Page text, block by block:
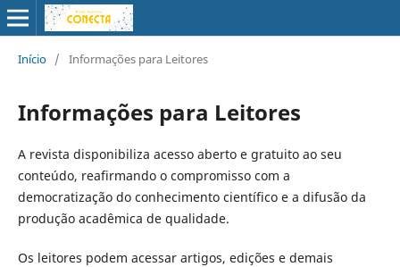
Início / Informações para Leitores
Informações para Leitores
A revista disponibiliza acesso aberto e gratuito ao seu
conteúdo, reafirmando o compromisso com a
democratização do conhecimento científico e a difusão da
produção acadêmica de qualidade.
Os leitores podem acessar artigos, edições e demais